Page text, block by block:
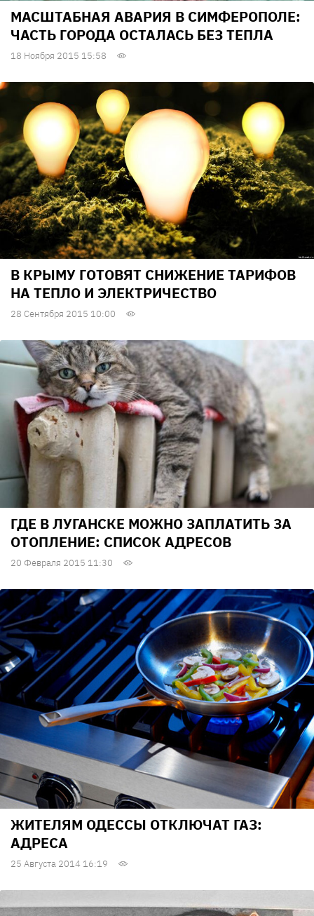
МАСШТАБНАЯ АВАРИЯ В СИМФЕРОПОЛЕ:
ЧАСТЬ ГОРОДА ОСТАЛАСЬ БЕЗ ТЕПЛА
18 Ноября 2015 15:58
В КРЫМУ ГОТОВЯТ СНИЖЕНИЕ ТАРИФОВ
НА ТЕПЛО И ЭЛЕКТРИЧЕСТВО
28 Сентября 2015 10:00
ГДЕ В ЛУГАНСКЕ МОЖНО ЗАПЛАТИТЬ ЗА
ОТОПЛЕНИЕ: СПИСОК АДРЕСОВ
20 Февраля 2015 11:30
ЖИТЕЛЯМ ОДЕССЫ ОТКЛЮЧАТ ГАЗ:
АДРЕСА
25 Августа 2014 16:19